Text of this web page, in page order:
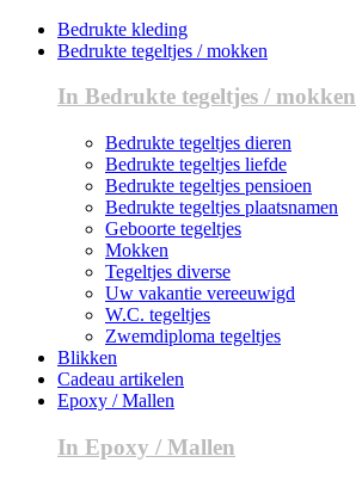
Bedrukte kleding
Bedrukte tegeltjes / mokken
In Bedrukte tegeltjes / mokken
Bedrukte tegeltjes dieren
Bedrukte tegeltjes liefde
Bedrukte tegeltjes pensioen
Bedrukte tegeltjes plaatsnamen
Geboorte tegeltjes
Mokken
Tegeltjes diverse
Uw vakantie vereeuwigd
W.C. tegeltjes
Zwemdiploma tegeltjes
Blikken
Cadeau artikelen
Epoxy / Mallen
In Epoxy / Mallen